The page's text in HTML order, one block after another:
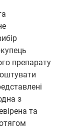
препарату
з
та